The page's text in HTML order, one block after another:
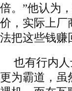
倍。”他认为
价，实际上厂
法把这些钱赚
也有行内
更为霸道，虽